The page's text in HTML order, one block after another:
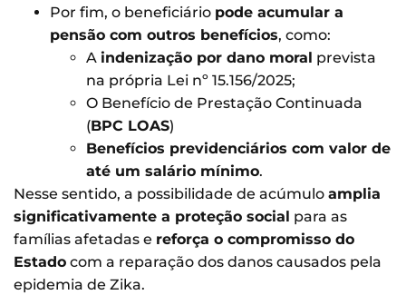
Por fim, o beneficiário pode acumular a
pensão com outros benefícios, como:
A indenização por dano moral prevista
na própria Lei nº 15.156/2025;
O Benefício de Prestação Continuada
(BPC LOAS)
Benefícios previdenciários com valor de
até um salário mínimo.
Nesse sentido, a possibilidade de acúmulo amplia
significativamente a proteção social para as
famílias afetadas e reforça o compromisso do
Estado com a reparação dos danos causados pela
epidemia de Zika.